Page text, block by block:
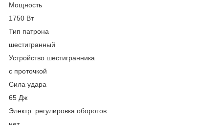
Мощность
1750 Вт
Тип патрона
шестигранный
Устройство шестигранника
с проточкой
Сила удара
65 Дж
Электр. регулировка оборотов